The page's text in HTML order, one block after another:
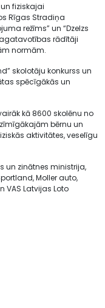
fiziskajai
Rīgas Stradiņa
režīms” un “Dzelzs
rādītāji
normām.
skolotāju konkurss un
spēcīgākās un
kā 8600 skolēnu no
bērnu un
aktivitātes, veselīgu
un zinātnes ministrija,
Moller auto,
VAS Latvijas Loto